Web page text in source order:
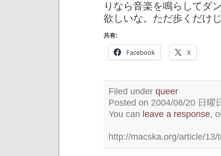
りなら音楽を鳴らしてダ
欲しいな。ただ歩くだけ
共有:
Facebook X
Filed under queer
Posted on 2004/06/20 日曜
You can leave a response,
http://macska.org/article/13/